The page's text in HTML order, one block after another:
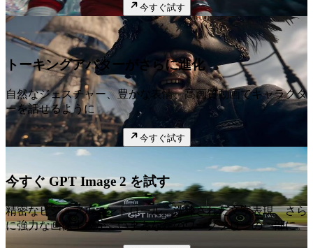
今すぐ試す
注目
トーキングアバターがさらに進化
自然なジェスチャー、豊かな表情、高画質動画でキャラクタ
ーを話せるように
今すぐ試す
今すぐ GPT Image 2 を試す
精密なビジュアルコントロール、洗練された文字表現、さら
に強力な画像生成が、いまあなたのワークフローの一部に。